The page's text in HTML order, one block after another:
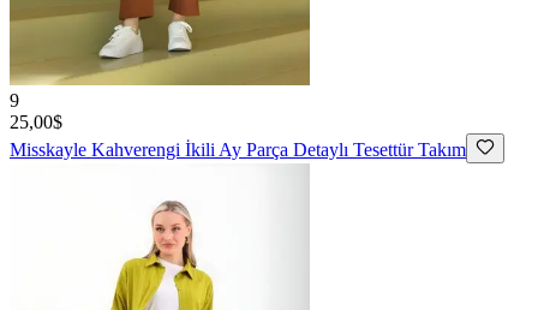
9
25,00$
Misskayle Kahverengi İkili Ay Parça Detaylı Tesettür Takım